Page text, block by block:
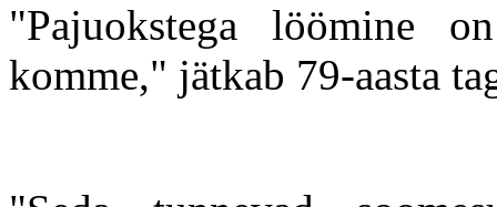
"Pajuokstega löömine
komme," jätkab 79-aasta